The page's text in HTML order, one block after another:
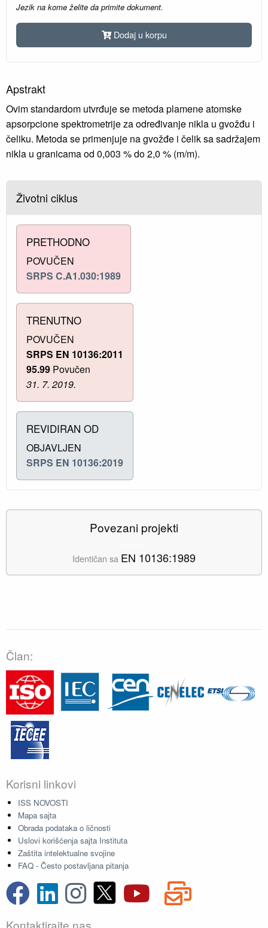
Jezik na kome želite da primite dokument.
Dodaj u korpu
Apstrakt
Ovim standardom utvrđuje se metoda plamene atomske
apsorpcione spektrometrije za određivanje nikla u gvožđu i
čeliku. Metoda se primenjuje na gvožđe i čelik sa sadržajem
nikla u granicama od 0,003 % do 2,0 % (m/m).
Životni ciklus
PRETHODNO
POVUČEN
SRPS C.A1.030:1989
TRENUTNO
POVUČEN
SRPS EN 10136:2011
95.99 Povučen
31. 7. 2019.
REVIDIRAN OD
OBJAVLJEN
SRPS EN 10136:2019
Povezani projekti
Identičan sa EN 10136:1989
Član:
Korisni linkovi
ISS NOVOSTI
Mapa sajta
Obrada podataka o ličnosti
Uslovi korišćenja sajta Instituta
Zaštita intelektualne svojine
FAQ - Često postavljana pitanja